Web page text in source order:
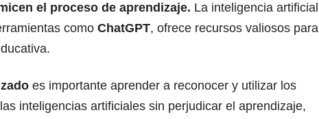
el proceso de aprendizaje. La inteligencia artificial
como ChatGPT, ofrece recursos valiosos para
es importante aprender a reconocer y utilizar los
inteligencias artificiales sin perjudicar el aprendizaje,